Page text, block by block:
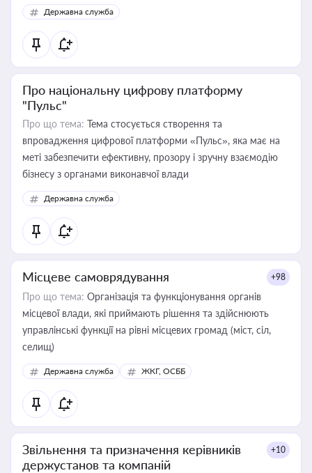
Державна служба
Про національну цифрову платформу
"Пульс"
Про що тема: Тема стосується створення та
впровадження цифрової платформи «Пульс», яка має на
меті забезпечити ефективну, прозору і зручну взаємодію
бізнесу з органами виконавчої влади
Державна служба
Місцеве самоврядування +98
Про що тема: Організація та функціонування органів
місцевої влади, які приймають рішення та здійснюють
управлінські функції на рівні місцевих громад (міст, сіл,
селищ)
Державна служба ЖКГ, ОСББ
Звільнення та призначення керівників
держустанов та компаній
+10